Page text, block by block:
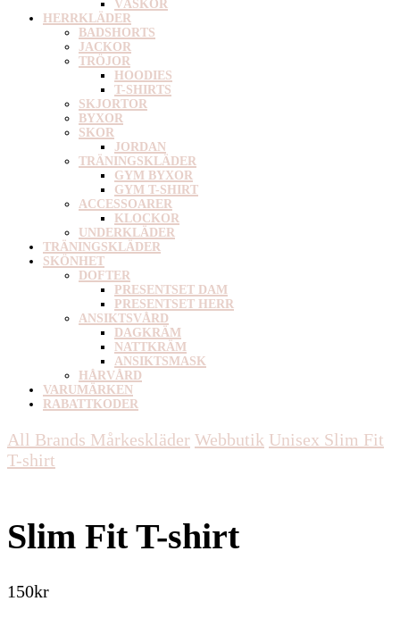
VÄSKOR
HERRKLÄDER
BADSHORTS
JACKOR
TRÖJOR
HOODIES
T-SHIRTS
SKJORTOR
BYXOR
SKOR
JORDAN
TRÄNINGSKLÄDER
GYM BYXOR
GYM T-SHIRT
ACCESSOARER
KLOCKOR
UNDERKLÄDER
TRÄNINGSKLÄDER
SKÖNHET
DOFTER
PRESENTSET DAM
PRESENTSET HERR
ANSIKTSVÅRD
DAGKRÄM
NATTKRÄM
ANSIKTSMASK
HÅRVÅRD
VARUMÄRKEN
RABATTKODER
All Brands Mårkeskläder Webbutik Unisex Slim Fit
T-shirt
Slim Fit T-shirt
150kr